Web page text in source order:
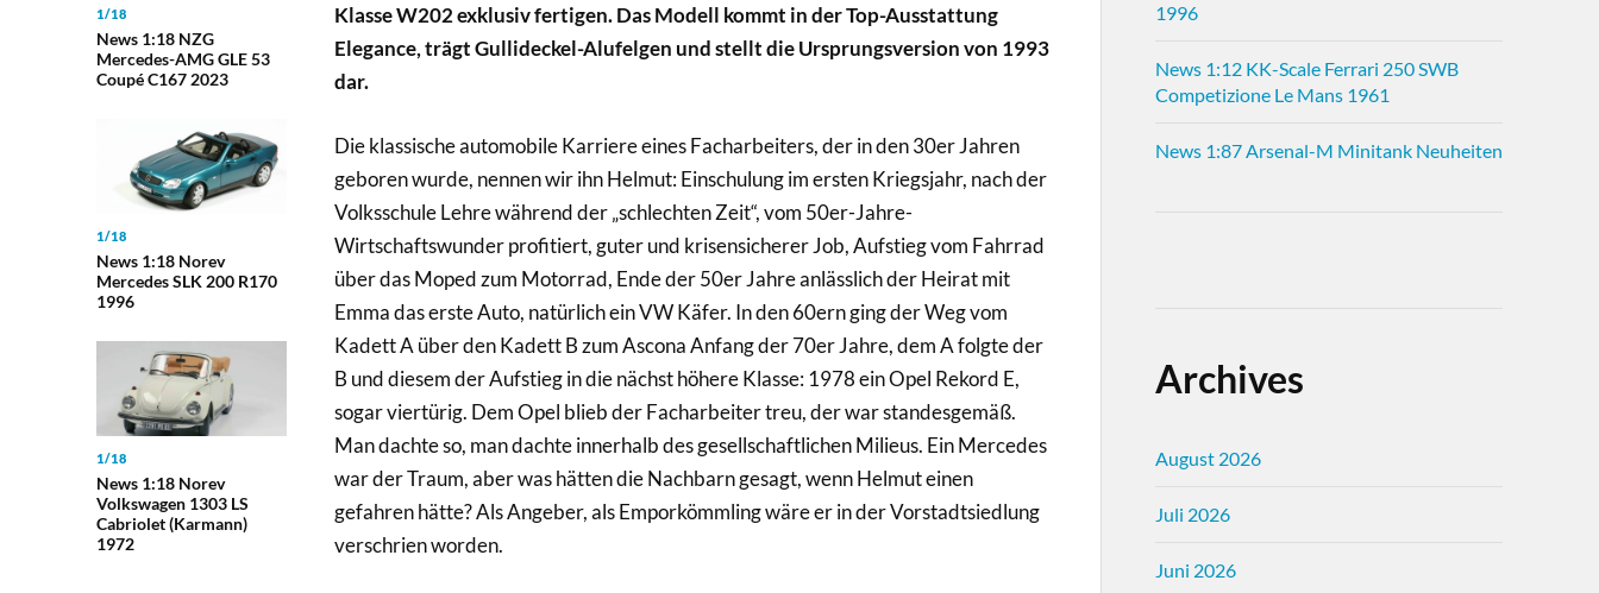
1/18
News 1:18 NZG
Mercedes-AMG GLE 53
Coupé C167 2023
1/18
News 1:18 Norev
Mercedes SLK 200 R170
1996
1/18
News 1:18 Norev
Volkswagen 1303 LS
Cabriolet (Karmann)
1972
Klasse W202 exklusiv fertigen. Das Modell kommt in der Top-Ausstattung
Elegance, trägt Gullideckel-Alufelgen und stellt die Ursprungsversion von 1993
dar.
Die klassische automobile Karriere eines Facharbeiters, der in den 30er Jahren
geboren wurde, nennen wir ihn Helmut: Einschulung im ersten Kriegsjahr, nach der
Volksschule Lehre während der „schlechten Zeit“, vom 50er-Jahre-
Wirtschaftswunder profitiert, guter und krisensicherer Job, Aufstieg vom Fahrrad
über das Moped zum Motorrad, Ende der 50er Jahre anlässlich der Heirat mit
Emma das erste Auto, natürlich ein VW Käfer. In den 60ern ging der Weg vom
Kadett A über den Kadett B zum Ascona Anfang der 70er Jahre, dem A folgte der
B und diesem der Aufstieg in die nächst höhere Klasse: 1978 ein Opel Rekord E,
sogar viertürig. Dem Opel blieb der Facharbeiter treu, der war standesgemäß.
Man dachte so, man dachte innerhalb des gesellschaftlichen Milieus. Ein Mercedes
war der Traum, aber was hätten die Nachbarn gesagt, wenn Helmut einen
gefahren hätte? Als Angeber, als Emporkömmling wäre er in der Vorstadtsiedlung
verschrien worden.
1996
News 1:12 KK-Scale Ferrari 250 SWB
Competizione Le Mans 1961
News 1:87 Arsenal-M Minitank Neuheiten
Archives
August 2026
Juli 2026
Juni 2026